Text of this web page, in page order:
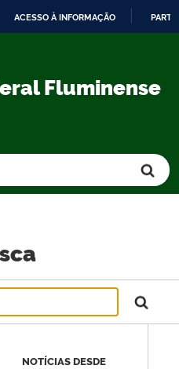
CONTEÚDO
ACESSO À INFORMAÇÃO
Fluminense
NOTÍCIAS DESDE